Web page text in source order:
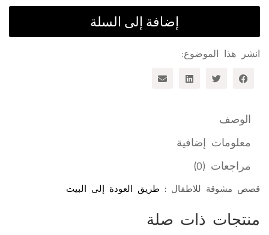
الأرض
إضافة إلى السلة
انشر هذا الموضوع:
الوصف
معلومات إضافية
مراجعات (0)
قصص مشوقة للاطفال : طريق العودة إلى البيت
منتجات ذات صلة